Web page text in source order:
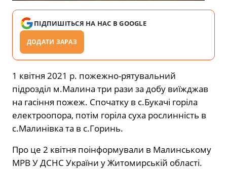
ПІДПИШІТЬСЯ НА НАС В GOOGLE
ДОДАТИ ЗАРАЗ
1 квітня 2021 р. пожежно-рятувальний
підрозділ м.Малина три рази за добу виїжджав
на гасіння пожеж. Спочатку в с.Букачі горіла
електроопора, потім горіла суха рослинність в
с.Малинівка та в с.Горинь.
Про це 2 квітня поінформували в Малинському
МРВ У ДСНС України у Житомирській області.